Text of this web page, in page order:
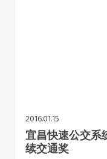
2016.01.15
宜昌快速公交系
续交通奖